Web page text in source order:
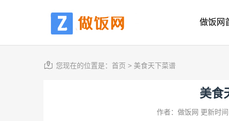
做饭网
您现在的位置是： 首页 > 美食天下菜谱
美食
作者：做饭网 更新时